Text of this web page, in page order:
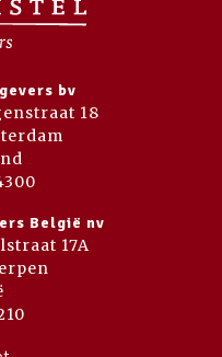
bv
18
België nv
17A